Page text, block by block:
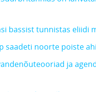
bassist tunnistas eliidi
saadeti noorte poiste
ja